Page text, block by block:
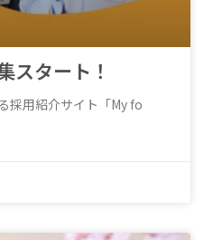
スタート！
採用紹介サイト「My fo